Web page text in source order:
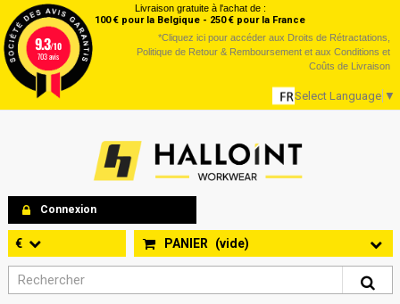
Livraison gratuite à l'achat de :
100 € pour la Belgique - 250 € pour la France
*Cliquez ici pour accéder aux Droits de Rétractations,
Politique de Retour & Remboursement et aux Conditions et
Coûts de Livraison
Select Language ▼
Connexion
PANIER (vide)
€
9.3/10
703 avis